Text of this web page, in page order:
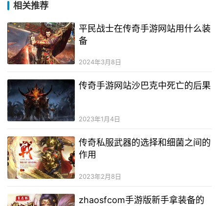
相关推荐
平民战士在传奇手游网站用什么装
备
2024年3月8日
传奇手游网站沙巴克中死亡的后果
2023年1月4日
传奇私服武器的选择和细菌之间的
作用
2023年2月8日
zhaosfcom手游版新手拿装备的